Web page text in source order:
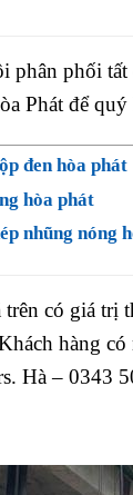
phân phối tất
Phát để
đen hòa phát
hòa phát
nhũng nóng
có giá trị
hàng
Hà – 0343